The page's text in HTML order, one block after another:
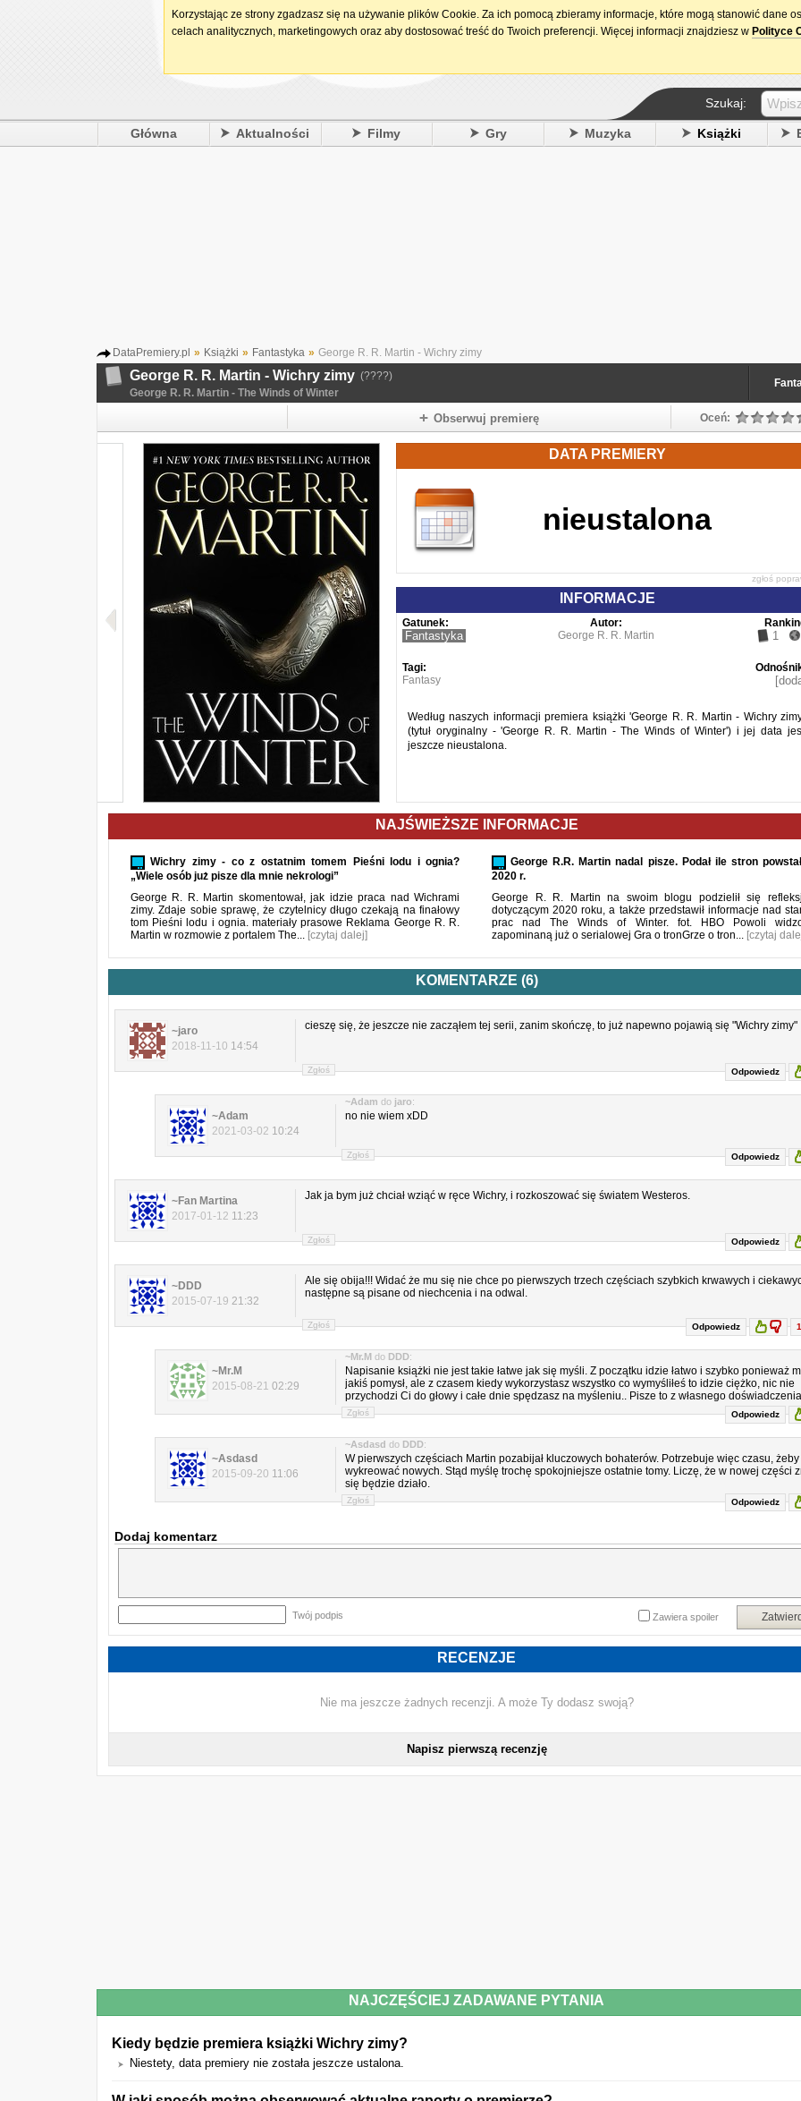
15. urodziny DataPremiery.pl
Szukaj:
Główna Aktualności Filmy Gry Muzyka Książki
DataPremiery.pl » Książki » Fantastyka » George R. R. Martin - Wichry zimy
George R. R. Martin - Wichry zimy (????)
George R. R. Martin - The Winds of Winter
Obserwuj premierę Oceń:
DATA PREMIERY
nieustalona
zgłoś
INFORMACJE
Gatunek:
Fantastyka
Autor:
George R. R. Martin
1
Tagi:
Fantasy
Według naszych informacji premiera książki 'George R. R. Martin - Wichry
(tytuł oryginalny - 'George R. R. Martin - The Winds of Winter') i jej data
jeszcze nieustalona.
NAJŚWIEŻSZE INFORMACJE
Wichry zimy - co z ostatnim tomem Pieśni lodu i ognia?
„Wiele osób już pisze dla mnie nekrologi”
George R. R. Martin skomentował, jak idzie praca nad Wichrami
zimy. Zdaje sobie sprawę, że czytelnicy długo czekają na finałowy
tom Pieśni lodu i ognia. materiały prasowe Reklama George R. R.
Martin w rozmowie z portalem The... [czytaj dalej]
George R.R. Martin nadal pisze. Podał ile stron
2020 r.
George R. R. Martin na swoim blogu podzielił się
dotyczącym 2020 roku, a także przedstawił informacje nad
prac nad The Winds of Winter. fot. HBO Powoli
zapominaną już o serialowej Gra o tronGrze o tron... [czytaj
KOMENTARZE (6)
~jaro
2018-11-10 14:54
cieszę się, że jeszcze nie zacząłem tej serii, zanim skończę, to już napewno pojawią się "Wichry zimy"
Zgłoś Odpowiedz
~Adam
2021-03-02 10:24
~Adam do jaro:
no nie wiem xDD
Zgłoś Odpowiedz
~Fan Martina
2017-01-12 11:23
Jak ja bym już chciał wziąć w ręce Wichry, i rozkoszować się światem Westeros.
Zgłoś Odpowiedz
~DDD
2015-07-19 21:32
Ale się obija!!! Widać że mu się nie chce po pierwszych trzech częściach szybkich krwawych i
następne są pisane od niechcenia i na odwal.
Zgłoś Odpowiedz
~Mr.M
2015-08-21 02:29
~Mr.M do DDD:
Napisanie książki nie jest takie łatwe jak się myśli. Z początku idzie łatwo i szybko ponieważ
jakiś pomysł, ale z czasem kiedy wykorzystasz wszystko co wymyśliłeś to idzie ciężko, nic nie
przychodzi Ci do głowy i całe dnie spędzasz na myśleniu.. Pisze to z własnego
Zgłoś Odpowiedz
~Asdasd
2015-09-20 11:06
~Asdasd do DDD:
W pierwszych częściach Martin pozabijał kluczowych bohaterów. Potrzebuje więc czasu, żeby
wykreować nowych. Stąd myślę trochę spokojniejsze ostatnie tomy. Liczę, że w nowej części
się będzie działo.
Zgłoś Odpowiedz
Dodaj komentarz
Twój podpis Zawiera spoiler
RECENZJE
Nie ma jeszcze żadnych recenzji. A może Ty dodasz swoją?
Napisz pierwszą recenzję
NAJCZĘŚCIEJ ZADAWANE PYTANIA
Kiedy będzie premiera książki Wichry zimy?
Niestety, data premiery nie została jeszcze ustalona.
Korzystając ze strony zgadzasz się na używanie plików Cookie. Za ich pomocą zbieramy informacje, które mogą stanowić dane
celach analitycznych, marketingowych oraz aby dostosować treść do Twoich preferencji. Więcej informacji znajdziesz w Polityce